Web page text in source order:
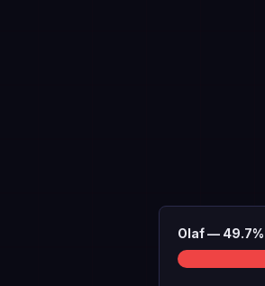
Olaf— 49.7%